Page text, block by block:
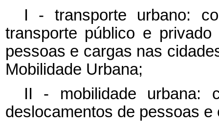
I - transporte urbano:
transporte público e
pessoas e cargas nas
Mobilidade Urbana;
II - mobilidade urbana:
deslocamentos de pessoas